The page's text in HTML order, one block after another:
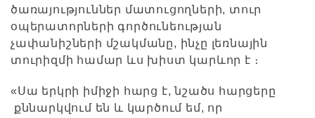
ծառայություններ մատուցողների, տուր
օպերատորների գործունեության
չափանիշների մշակմանը, ինչը լեռնային
տուրիզմի համար ևս խիստ կարևոր է ։
«Սա երկրի իմիջի հարց է, նշածս հարցերը
քննարկվում են և կարծում եմ, որ